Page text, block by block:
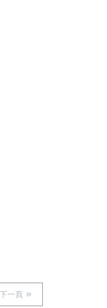
下一頁